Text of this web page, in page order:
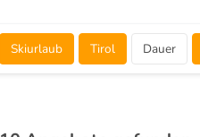
Skiurlaub Tirol Dauer